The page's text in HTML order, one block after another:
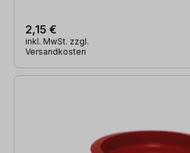
2,15 €
inkl. MwSt. zzgl.
Versandkosten